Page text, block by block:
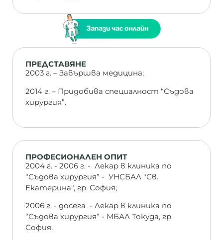
ПРЕДСТАВЯНЕ
2003 г. – Завършва медицина;
2014 г. – Придобива специалност “Съдова
хирургия”.
ПРОФЕСИОНАЛЕН ОПИТ
2004 г. - 2006 г. - Лекар в клиника по
“Съдова хирургия” - УНСБАЛ "Св.
Екатерина", гр. София;
2006 г. - досега - Лекар в клиника по
“Съдова хирургия” - МБАЛ Токуда, гр.
София.